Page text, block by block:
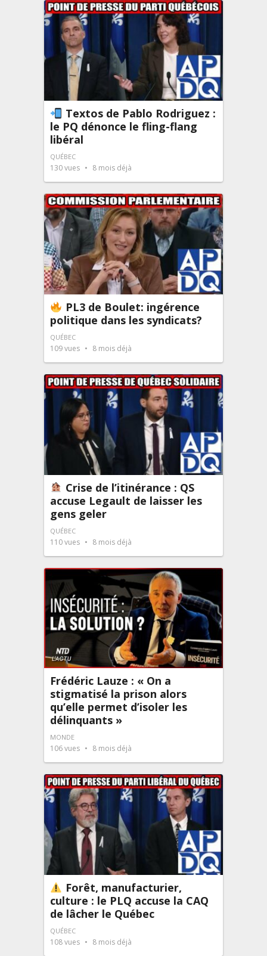
Textos de Pablo Rodriguez :
le PQ dénonce le fling-flang
libéral
QUÉBEC
130vues 8 mois déjà
PL3 de Boulet: ingérence
politique dans les syndicats?
QUÉBEC
109vues 8 mois déjà
Crise de l’itinérance : QS
accuse Legault de laisser les
gens geler
QUÉBEC
110vues 8 mois déjà
Frédéric Lauze : « On a
stigmatisé la prison alors
qu’elle permet d’isoler les
délinquants »
MONDE
106vues 8 mois déjà
Forêt, manufacturier,
culture : le PLQ accuse la CAQ
de lâcher le Québec
QUÉBEC
108vues 8 mois déjà